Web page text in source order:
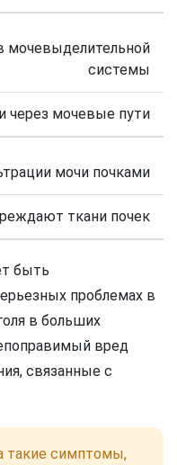
мочевыделительной
системы
через мочевые пути
мочи почками
ткани почек
быть
проблемах в
в больших
вред
связанные с
такие симптомы,